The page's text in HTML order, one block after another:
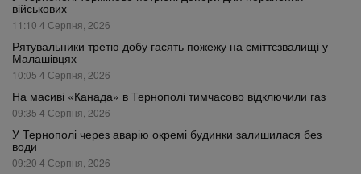
військових
11:10 4 Серпня, 2026
Рятувальники третю добу гасять пожежу на сміттєзвалищі у
Малашівцях
10:05 4 Серпня, 2026
На масиві «Канада» в Тернополі тимчасово відключили газ
09:35 4 Серпня, 2026
У Тернополі через аварію окремі будинки залишилася без
води
09:20 4 Серпня, 2026